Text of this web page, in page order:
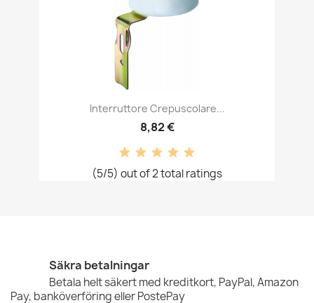
Interruttore Crepuscolare...
8,82 €
(5/5) out of 2 total ratings
Säkra betalningar
Betala helt säkert med kreditkort, PayPal, Amazon
Pay, banköverföring eller PostePay